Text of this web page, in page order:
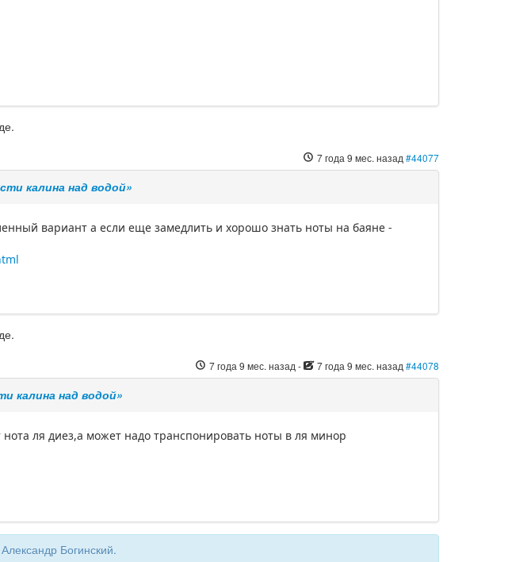
7 года 9 мес. назад #44077
калина над водой»
вариант а если еще замедлить и хорошо знать ноты на баяне -
7 года 9 мес. назад - 7 года 9 мес. назад #44078
калина над водой»
нота ля диез,а может надо транспонировать ноты в ля минор
Александр Богинский.